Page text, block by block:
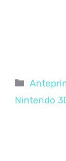
Nintendo